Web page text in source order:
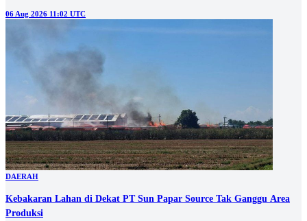
06 Aug 2026 11:02 UTC
DAERAH
Kebakaran Lahan di Dekat PT Sun Papar Source Tak Ganggu Area
Produksi